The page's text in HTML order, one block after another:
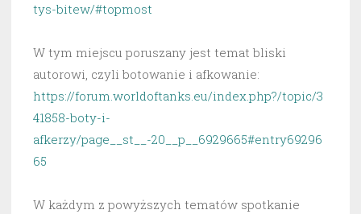
tys-bitew/#topmost
W tym miejscu poruszany jest temat bliski
autorowi, czyli botowanie i afkowanie:
https://forum.worldoftanks.eu/index.php?/topic/3
41858-boty-i-
afkerzy/page__st__-20__p__6929665#entry69296
65
W każdym z powyższych tematów spotkanie